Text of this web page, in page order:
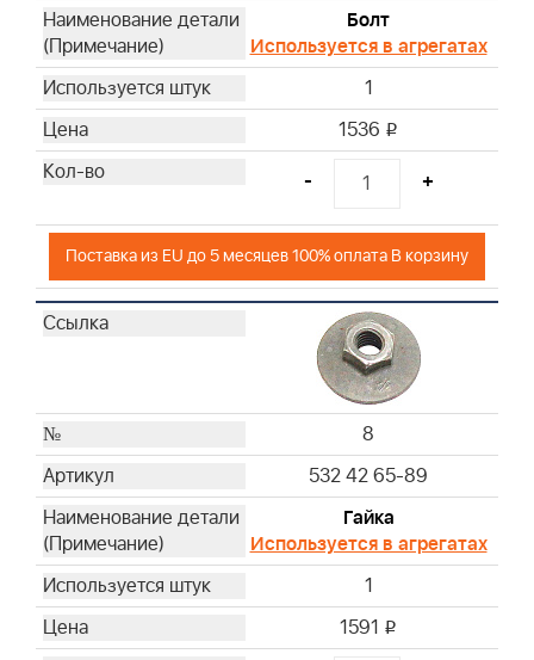
Болт
Используется в агрегатах
1
1536 i
- +
Поставка из EU до 5 месяцев 100% оплата В корзину
8
532 42 65-89
Гайка
Используется в агрегатах
1
1591 i